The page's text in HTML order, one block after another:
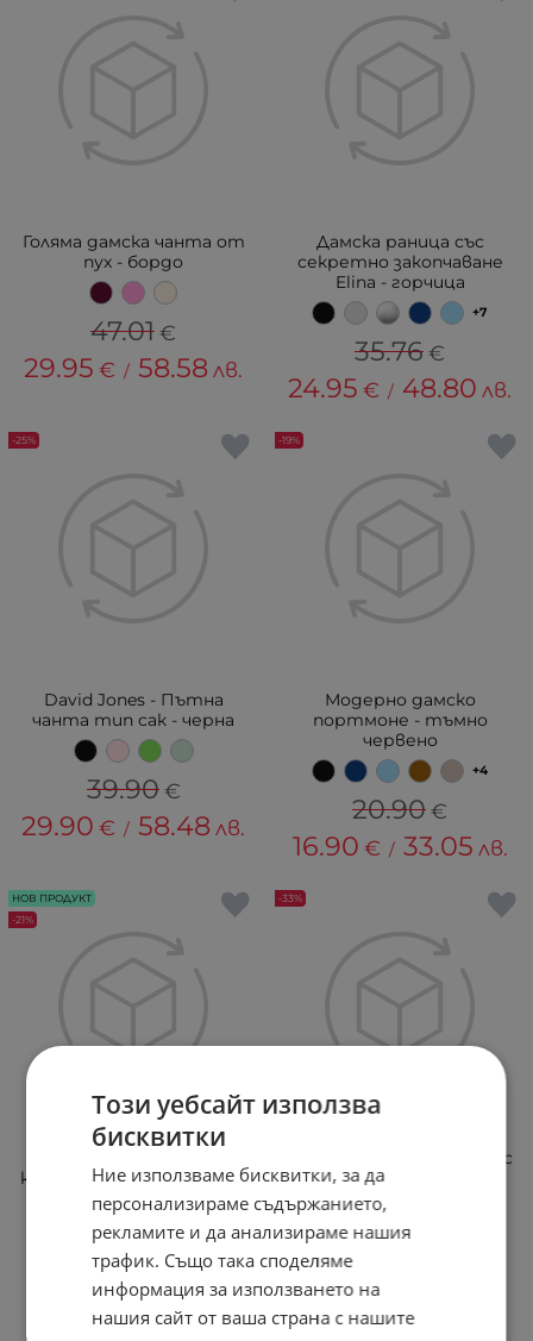
Голяма дамска чанта от
пух - бордо
47.01€
29.95 € / 58.58 лв.
Дамска раница със
секретно закопчаване
Elina - горчица
+7
35.76€
24.95 € / 48.80 лв.
David Jones - Пътна
чанта тип сак - черна
39.90 €
29.90 € / 58.48 лв.
-25%
Модерно дамско
портмоне - тъмно
червено
+4
20.90€
16.90 € / 33.05 лв.
-19%
кравешки принт - черно
23.95 €
€ / 37.06 лв.
НОВ ПРОДУКТ
-21%
Дамска чанта от плат с
три отделения -
горчица
26.90
-33%
Този уебсайт използва
бисквитки
Ние използваме бисквитки, за да
персонализираме съдържанието,
рекламите и да анализираме нашия
трафик. Също така споделяме
информация за използването на
нашия сайт от ваша страна с нашите